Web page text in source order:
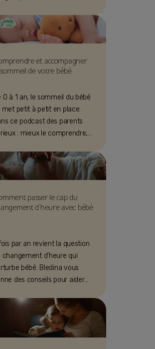
et accompagner
de votre bébé
0 à 1 an, le sommeil du bébé
met petit à petit en place.
ce podcast des parents
: mieux le comprendre,
passer le cap du
d’heure avec bébé
par an revient la question
changement d’heure qui
bébé. Bledina vous
des conseils pour aider
d’hiver ou d’été.